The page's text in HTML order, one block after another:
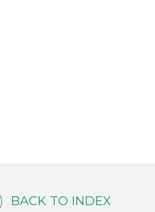
BACK TO INDEX